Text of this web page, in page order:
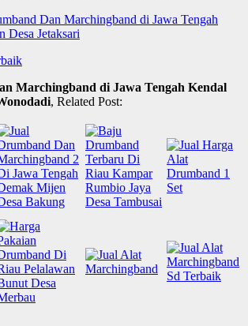
Dan Marchingband di Jawa Tengah
Desa Jetaksari
Marchingband di Jawa Tengah Kendal
, Related Post: